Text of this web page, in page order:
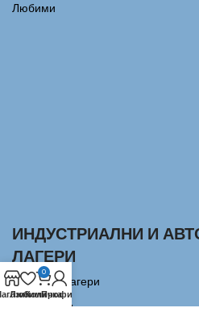
Любими
ИНДУСТРИАЛНИ И
ЛАГЕРИ
Сачмени лагери
Аксиални Лагери
Любими
0
Количка
Профил